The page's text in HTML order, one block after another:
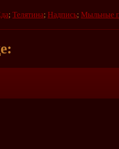
; Телятина; Надпись; Мыльные